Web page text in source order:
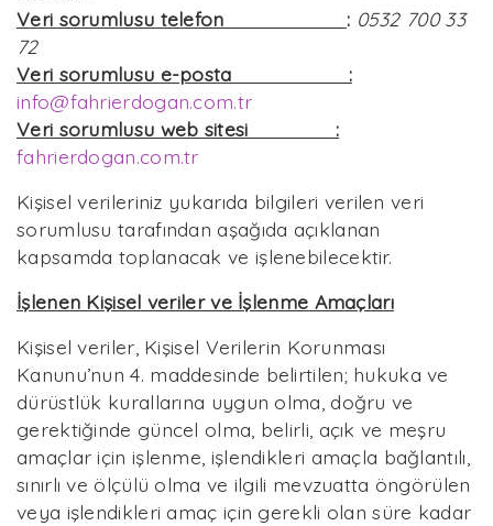
Veri sorumlusu telefon : 0532 700 33
72
Veri sorumlusu e-posta :
info@fahrierdogan.com.tr
Veri sorumlusu web sitesi :
fahrierdogan.com.tr
Kişisel verileriniz yukarıda bilgileri verilen veri
sorumlusu tarafından aşağıda açıklanan
kapsamda toplanacak ve işlenebilecektir.
İşlenen Kişisel veriler ve İşlenme Amaçları
Kişisel veriler, Kişisel Verilerin Korunması
Kanunu’nun 4. maddesinde belirtilen; hukuka ve
dürüstlük kurallarına uygun olma, doğru ve
gerektiğinde güncel olma, belirli, açık ve meşru
amaçlar için işlenme, işlendikleri amaçla bağlantılı,
sınırlı ve ölçülü olma ve ilgili mevzuatta öngörülen
veya işlendikleri amaç için gerekli olan süre kadar